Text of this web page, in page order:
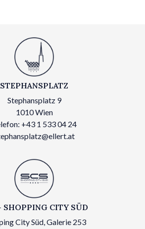
STEPHANSPLATZ
Stephansplatz 9
1010 Wien
+43 1 533 04 24
SHOPPING CITY SÜD
City Süd, Galerie 253